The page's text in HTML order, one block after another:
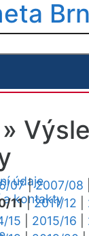
údaje
a kontakty
07|2007/08
11|2011/12
15
2015/16